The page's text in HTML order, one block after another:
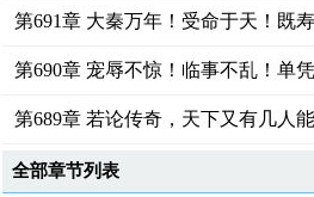
比？！
第691章 大秦万年！受命于天！既
辉！
第690章 宠辱不惊！临事不乱！单
人！
第689章 若论传奇，天下又有几人
全部章节列表